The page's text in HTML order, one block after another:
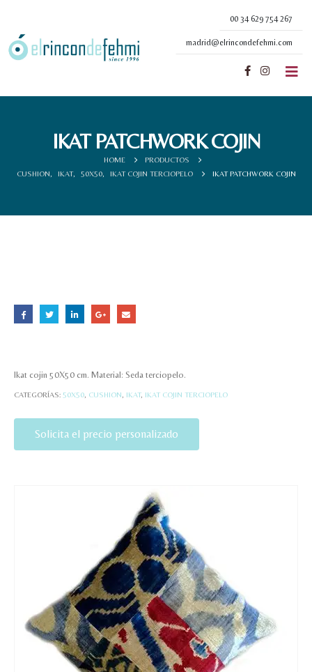
00 34 629 754 267
madrid@elrincondefehmi.com
IKAT PATCHWORK COJIN
HOME
PRODUCTOS
CUSHION
IKAT, 50X50, IKAT COJIN TERCIOPELO IKAT PATCHWORK COJIN
Ikat cojin 50X50 cm. Material: Seda terciopelo.
CATEGORÍAS: 50X50 CUSHION IKAT, IKAT COJIN TERCIOPELO
Solicita el precio personalizado